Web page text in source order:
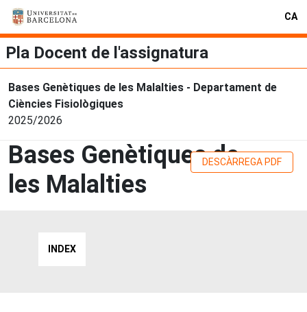
CA
Pla Docent de l'assignatura
Bases Genètiques de les Malalties - Departament de
Ciències Fisiològiques
2025/2026
Bases Genètiques de
les Malalties
DESCÀRREGA PDF
INDEX